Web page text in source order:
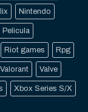
Nintendo
Pelicula
Riot games Rpg
Valorant Valve
Xbox Series S/X